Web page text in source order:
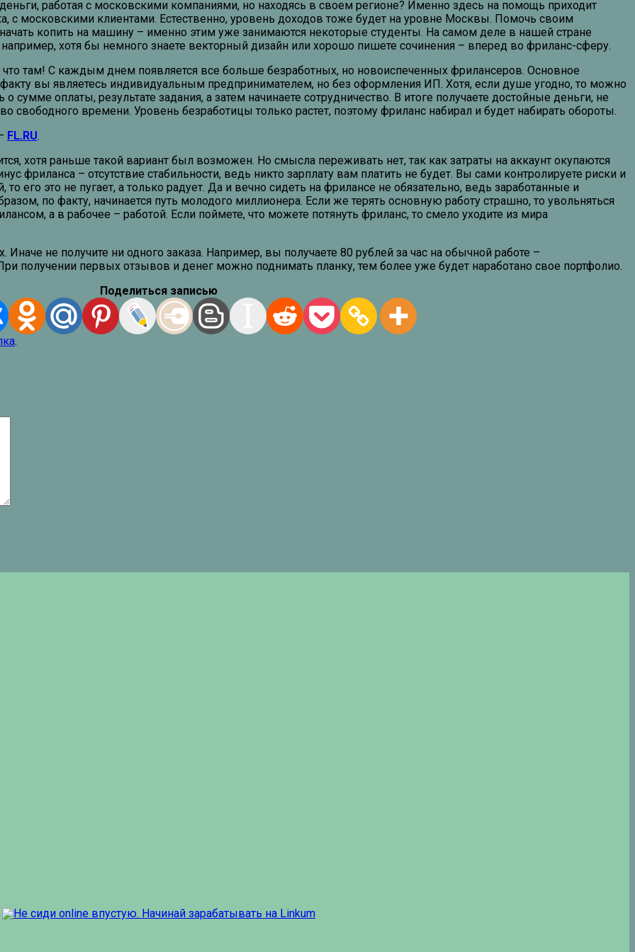
работая с московскими компаниями, но находясь в своем регионе? Именно здесь на помощь приходит
с московскими клиентами. Естественно, уровень доходов тоже будет на уровне Москвы. Помочь своим
копить на машину – именно этим уже занимаются некоторые студенты. На самом деле в нашей стране
хотя бы немного знаете векторный дизайн или хорошо пишете сочинения – вперед во фриланс-сферу.
там! С каждым днем появляется все больше безработных, но новоиспеченных фрилансеров. Основное
вы являетесь индивидуальным предпринимателем, но без оформления ИП. Хотя, если душе угодно, то можно
оплаты, результате задания, а затем начинаете сотрудничество. В итоге получаете достойные деньги, не
свободного времени. Уровень безработицы только растет, поэтому фриланс набирал и будет набирать обороты.
FL.RU.
хотя раньше такой вариант был возможен. Но смысла переживать нет, так как затраты на аккаунт окупаются
фриланса – отсутствие стабильности, ведь никто зарплату вам платить не будет. Вы сами контролируете риски и
его это не пугает, а только радует. Да и вечно сидеть на фрилансе не обязательно, ведь заработанные и
по факту, начинается путь молодого миллионера. Если же терять основную работу страшно, то увольняться
а в рабочее – работой. Если поймете, что можете потянуть фриланс, то смело уходите из мира
не получите ни одного заказа. Например, вы получаете 80 рублей за час на обычной работе –
получении первых отзывов и денег можно поднимать планку, тем более уже будет наработано свое портфолио.
Поделиться записью
.